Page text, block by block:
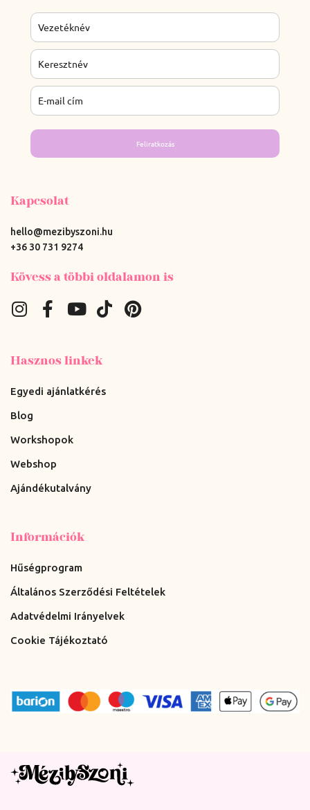
Feliratkozás
Kapcsolat
hello@mezibyszoni.hu
+36 30 731 9274
Kövess a többi oldalamon is
Hasznos linkek
Egyedi ajánlatkérés
Blog
Workshopok
Webshop
Ajándékutalvány
Információk
Hűségprogram
Általános Szerződési Feltételek
Adatvédelmi Irányelvek
Cookie Tájékoztató